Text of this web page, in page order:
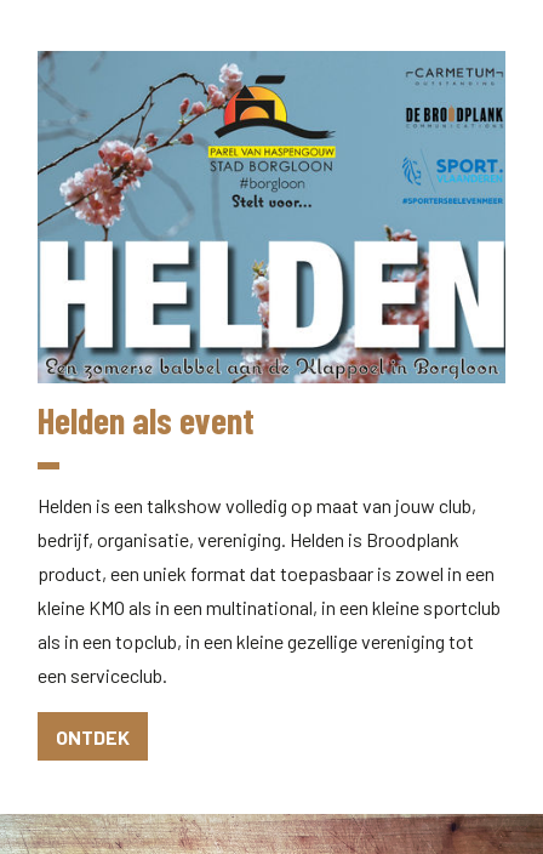
Helden als event
Helden is een talkshow volledig op maat van jouw club,
bedrijf, organisatie, vereniging. Helden is Broodplank
product, een uniek format dat toepasbaar is zowel in een
kleine KMO als in een multinational, in een kleine sportclub
als in een topclub, in een kleine gezellige vereniging tot
een serviceclub.
ONTDEK